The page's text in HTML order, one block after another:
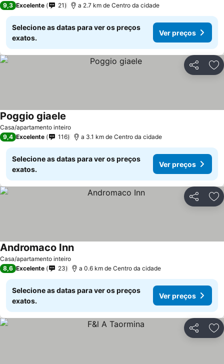
9,3 Excelente 21 a 2.7 km de Centro da cidade
Selecione as datas para ver os preços
exatos.
Ver preços
Partilhar
Casa/apartamento inteiro
Poggio giaele
9,4 Excelente 116 a 3.1 km de Centro da cidade
Selecione as datas para ver os preços
exatos.
Ver preços
Partilhar
Casa/apartamento inteiro
Andromaco InnVer preços
8,6 Excelente 23 a 0.6 km de Centro da cidade
Selecione as datas para ver os preços
exatos.
Ver preços
Partilhar